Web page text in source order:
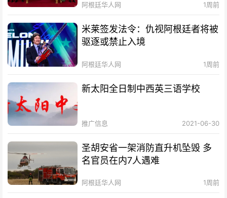
阿根廷华人网 1周前
米莱签发法令：仇视阿根廷者将被
驱逐或禁止入境
阿根廷华人网 1周前
新太阳全日制中西英三语学校
推广信息 2021-06-30
圣胡安省一架消防直升机坠毁 多
名官员在内7人遇难
阿根廷华人网 1周前